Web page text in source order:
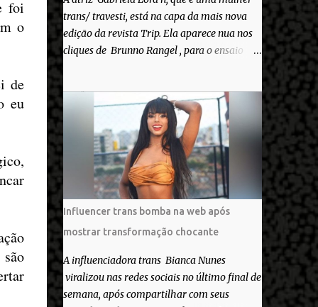
foi
o
de
eu
ção
ão
trans/ travesti, está na capa da mais nova
edição da revista Trip. Ela aparece nua nos
cliques de Brunno Rangel , para o ensaio
saiuuu!!! Muita felicidade e gratidão a toda
movimentação para que isso se tornasse
real. Agradeço aos lindos Bruno e Marcelo
por me convidarem para esse projeto
incrível, que fala acima de tudo sobre amor.
Todo carinho do mundo para a Dri da Trip
que foi a ponte disso tudo”, escreveu
Gabriela. Gabriela classificou a capa como
linda e a matéria que envolvem 180
histórias (e corpos nus) de gente que se
apaixonou pela própria pele – como
extraordinária. O Pele Projetc tem como
Influencer trans bomba na web após
mostrar transformação chocante
A influenciadora trans Bianca Nunes
viralizou nas redes sociais no último final de
semana, após compartilhar com seus